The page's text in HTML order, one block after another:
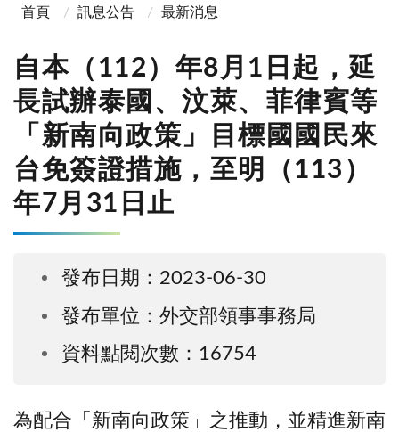
首頁 訊息公告 最新消息
自本（112）年8月1日起，延
長試辦泰國、汶萊、菲律賓等
「新南向政策」目標國國民來
台免簽證措施，至明（113）
年7月31日止
發布日期：2023-06-30
發布單位：外交部領事事務局
資料點閱次數：16754
為配合「新南向政策」之推動，並精進新南